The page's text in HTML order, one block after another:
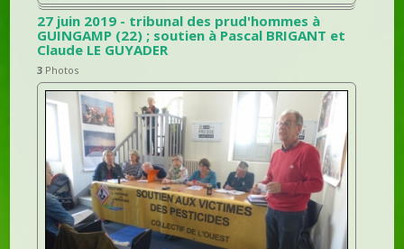
27 juin 2019 - tribunal des prud'hommes à
GUINGAMP (22) ; soutien à Pascal BRIGANT et
Claude LE GUYADER
3 Photos